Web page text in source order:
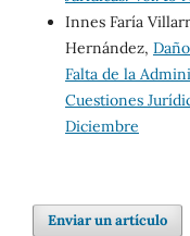
Innes Faría
Hernández,
Falta de la
Cuestiones
Diciembre
Enviar un artículo